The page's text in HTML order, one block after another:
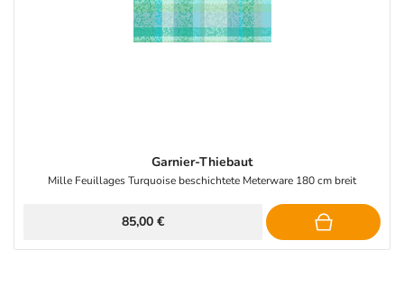
Garnier-Thiebaut
Mille Feuillages Turquoise beschichtete Meterware 180 cm breit
85,00 €